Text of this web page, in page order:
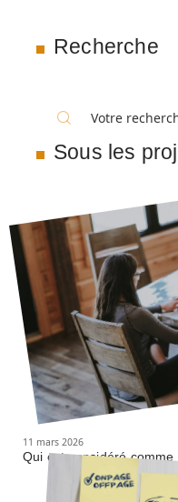
Recherche
Sous les
11 mars 2026
Qui est considéré comme